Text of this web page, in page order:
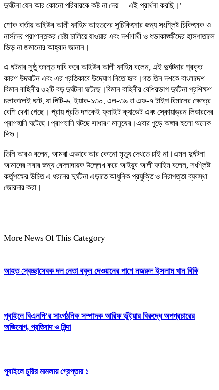
দুর্ঘটনা যেন আর কোনো পরিবারকে কষ্ট না দেয়— এই প্রার্থনা করছি।’
শোক বার্তায় আইউব আলী ফাহিম আহতদের সুচিকিৎসার জন্য সংশ্লিষ্ট চিকিৎসক ও
নার্সদের প্রাণান্তকর চেষ্টা চালিয়ে যাওয়ার এবং দর্শাণার্থী ও শুভাকাঙ্ক্ষীদের হাসপাতালে
ভিড় না জমানোর আহ্বান জানান।
এ ঘটনার সুষ্ঠু তদন্ত দাবি করে আইউব আলী ফাহিম বলেন, এই দুর্ঘটনার প্রকৃত
কারণ উদঘাটন এবং এর প্রতিকারে উদ্যোগ নিতে হবে।গত তিন দশকে বাংলাদেশ
বিমান বাহিনীর ৩২টি বড় দুর্ঘটনা ঘটেছে।বিমান বাহিনীর বেশিরভাগ দুর্ঘটনা প্রশিক্ষণ
চলাকালেই ঘটে, যা পিটি-৬, ইয়াক-১৩০, এল-৩৯ বা এফ-৭ টাইপ বিমানের ক্ষেত্রে
বেশি দেখা গেছে। প্রায় প্রতি দশকেই ফ্লাইট ক্যাডেট এবং স্কোয়াড্রন লিডারদের
প্রাণহানি ঘটেছে।প্রাণহানি ঘটছে সাধারণ মানুষের।এবার পুড়ে অঙ্গার হলো অনেক
শিশু।
তিনি আরও বলেন, আমরা এভাবে আর কোনো মৃত্যু দেখতে চাই না।এমন দুর্ঘটনা
আমাদের সবার জন্য বেদনাদায়ক উল্লেখ করে আইয়ুব আলী ফাহিম বলেন, সংশ্লিষ্ট
কর্তৃপক্ষের উচিত এ ধরনের দুর্ঘটনা এড়াতে আধুনিক প্রযুক্তি ও নিরাপত্তা ব্যবস্থা
জোরদার করা।
More News Of This Category
আহত স্বেচ্ছাসেবক দল নেতা বকুল দেওয়ানের পাশে নজরুল ইসলাম খান বিকি
পূবাইলে বিএনপি’র সাংগঠনিক সম্পাদক আরিফ ভূঁইয়ার বিরুদ্ধে অপপ্রচারের
অভিযোগ, প্রতিবাদ ও নিন্দা
পূবাইলে চুরির মামলায় গ্রেপ্তার ১